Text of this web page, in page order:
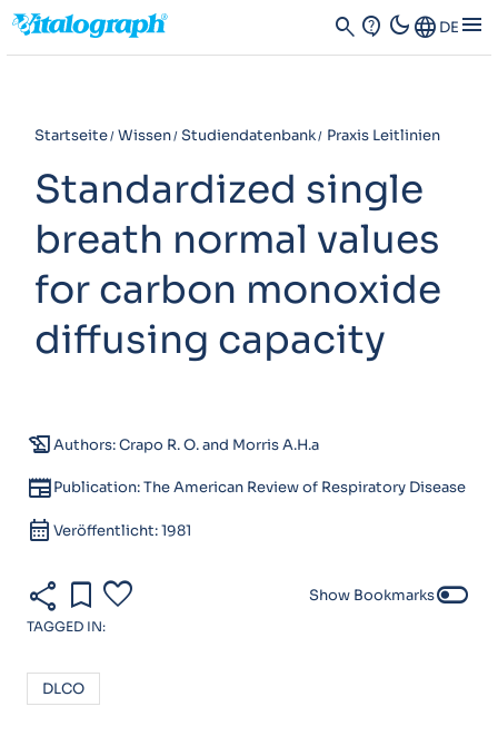
search contact_support dark_modeLanguage DE menu
Startseite Wissen Studiendatenbank Praxis Leitlinien
Standardized single
breath normal values
for carbon monoxide
diffusing capacity
history_eduAuthors: Crapo R. O. and Morris A.H.a
newspaperPublication: The American Review of Respiratory Disease
calendar_month Veröffentlicht: 1981
share bookmark favorite Show Bookmarkstoggle_off
TAGGED IN:
DLCO